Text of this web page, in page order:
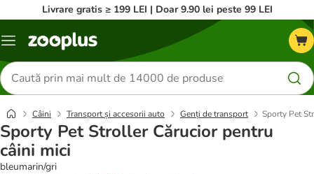
Livrare gratis ≥ 199 LEI | Doar 9.90 lei peste 99 LEI
Categorii
Căutare
produse
Câini Transport și accesorii auto Genți de transport Sporty Pet
Sporty Pet Stroller Cărucior pentru
câini mici
bleumarin/gri